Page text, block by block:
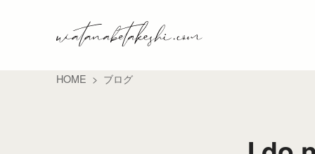
HOME ブログ